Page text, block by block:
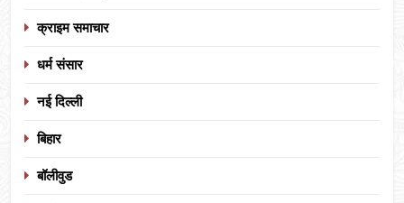
क्राइम समाचार
धर्म संसार
नई दिल्ली
बिहार
बॉलीवुड